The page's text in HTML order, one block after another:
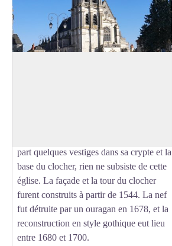
part quelques vestiges dans sa crypte et la
base du clocher, rien ne subsiste de cette
église. La façade et la tour du clocher
furent construits à partir de 1544. La nef
fut détruite par un ouragan en 1678, et la
reconstruction en style gothique eut lieu
entre 1680 et 1700.